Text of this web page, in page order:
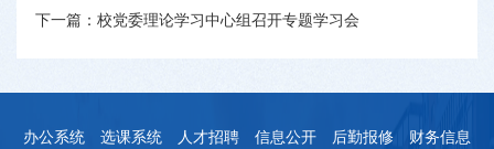
下一篇： 校党委理论学习中心组召开专题学习会
办公系统 选课系统 人才招聘 信息公开 后勤报修
财务信息